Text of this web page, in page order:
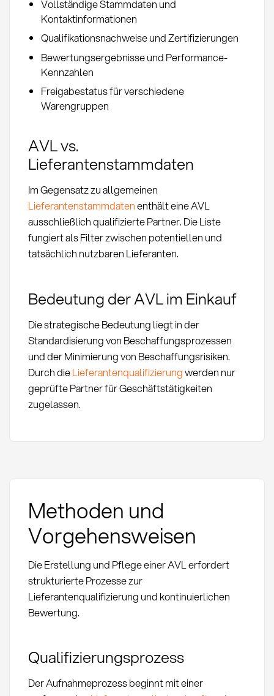
Vollständige Stammdaten und
Kontaktinformationen
Qualifikationsnachweise und Zertifizierungen
Bewertungsergebnisse und Performance-
Kennzahlen
Freigabestatus für verschiedene
Warengruppen
AVL vs.
Lieferantenstammdaten
Im Gegensatz zu allgemeinen
Lieferantenstammdatenenthält eine AVL
ausschließlich qualifizierte Partner. Die Liste
fungiert als Filter zwischen potentiellen und
tatsächlich nutzbaren Lieferanten.
Bedeutung der AVL im Einkauf
Die strategische Bedeutung liegt in der
Standardisierung von Beschaffungsprozessen
und der Minimierung von Beschaffungsrisiken.
Durch dieLieferantenqualifizierungwerden nur
geprüfte Partner für Geschäftstätigkeiten
zugelassen.
Methoden und
Vorgehensweisen
Die Erstellung und Pflege einer AVL erfordert
strukturierte Prozesse zur
Lieferantenqualifizierung und kontinuierlichen
Bewertung.
Qualifizierungsprozess
Der Aufnahmeprozess beginnt mit einer